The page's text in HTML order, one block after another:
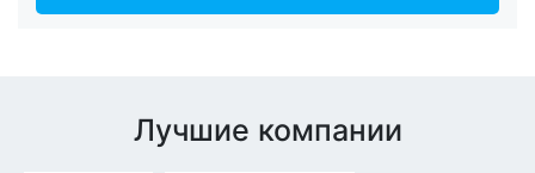
Лучшие компании